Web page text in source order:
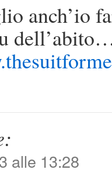
anch’io
alle 13:28